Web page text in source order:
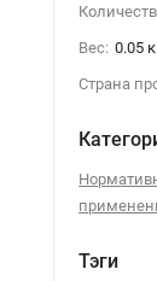
Вес: 0.05
Страна
Тэги